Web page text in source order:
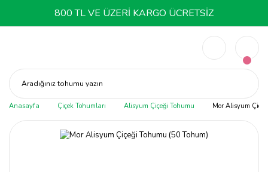
800 TL VE ÜZERİ KARGO ÜCRETSİZ
Aradığınız tohumu yazın
Anasayfa Çiçek Tohumları Alisyum Çiçeği Tohumu Mor Alisyum